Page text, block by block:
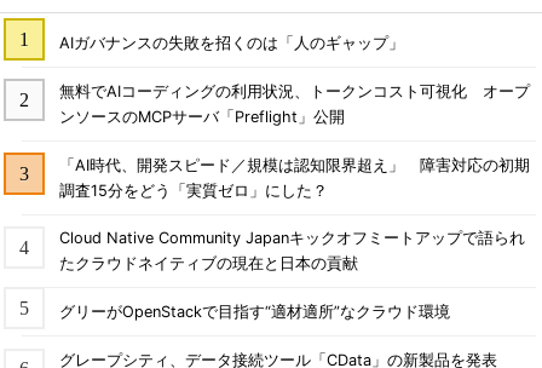
AIガバナンスの失敗を招くのは「人のギャップ」
無料でAIコーディングの利用状況、トークンコスト可視化 オープ
ンソースのMCPサーバ「Preflight」公開
「AI時代、開発スピード／規模は認知限界超え」 障害対応の初期
調査15分をどう「実質ゼロ」にした？
Cloud Native Community Japanキックオフミートアップで語られ
たクラウドネイティブの現在と日本の貢献
グリーがOpenStackで目指す“適材適所”なクラウド環境
グレープシティ、データ接続ツール「CData」の新製品を発表